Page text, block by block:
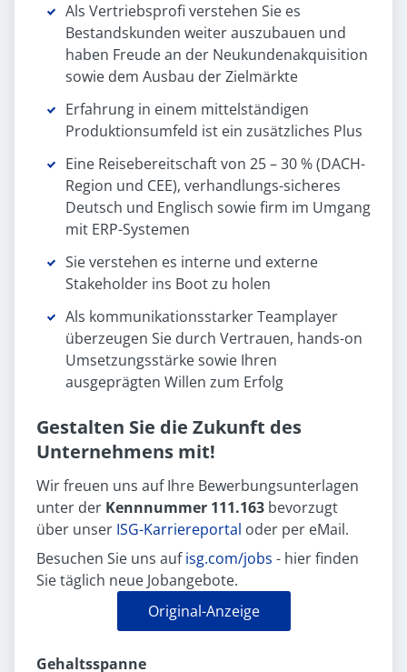
Als Vertriebsprofi verstehen Sie es
Bestandskunden weiter auszubauen und
haben Freude an der Neukundenakquisition
sowie dem Ausbau der Zielmärkte
Erfahrung in einem mittelständigen
Produktionsumfeld ist ein zusätzliches Plus
Eine Reisebereitschaft von 25 – 30 % (DACH-
Region und CEE), verhandlungs-sicheres
Deutsch und Englisch sowie firm im Umgang
mit ERP-Systemen
Sie verstehen es interne und externe
Stakeholder ins Boot zu holen
Als kommunikationsstarker Teamplayer
überzeugen Sie durch Vertrauen, hands-on
Umsetzungsstärke sowie Ihren
ausgeprägten Willen zum Erfolg
Gestalten Sie die Zukunft des
Unternehmens mit!
Wir freuen uns auf Ihre Bewerbungsunterlagen
unter der Kennnummer 111.163 bevorzugt
über unser ISG-Karriereportal oder per eMail.
Besuchen Sie uns aufisg.com/jobs - hier finden
Sie täglich neue Jobangebote.
Original-Anzeige
Gehaltsspanne